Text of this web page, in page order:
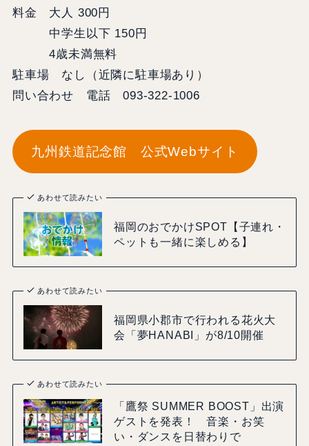
料金 大人 300円
中学生以下 150円
4歳未満無料
駐車場 なし（近隣に駐車場あり）
問い合わせ 電話 093-322-1006
九州鉄道記念館 公式Webサイト
あわせて読みたい
福岡のおでかけSPOT【子連れ・
ペットも一緒に楽しめる】
あわせて読みたい
福岡県小郡市で行われる花火大
会「夢HANABI」が8/10開催
あわせて読みたい
「鷹祭 SUMMER BOOST」出演
ゲストを発表！ 音楽・お笑
い・ダンスを日替わりで